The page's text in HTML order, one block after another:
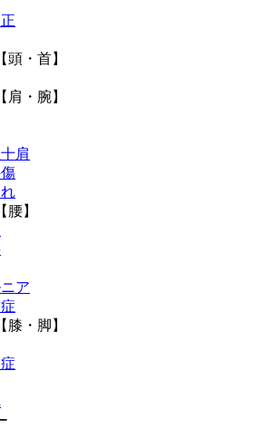
・首】
・腕】
肩
】
ア
・脚】